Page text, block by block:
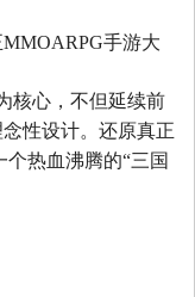
手游大
核心，不但延续前
性设计。还原真正
热血沸腾的“三国